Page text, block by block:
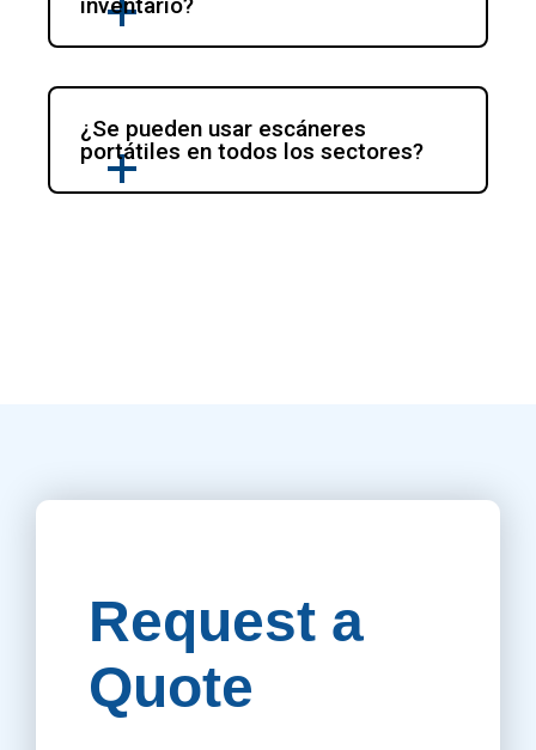
inventario?
¿Se pueden usar escáneres
portátiles en todos los sectores?